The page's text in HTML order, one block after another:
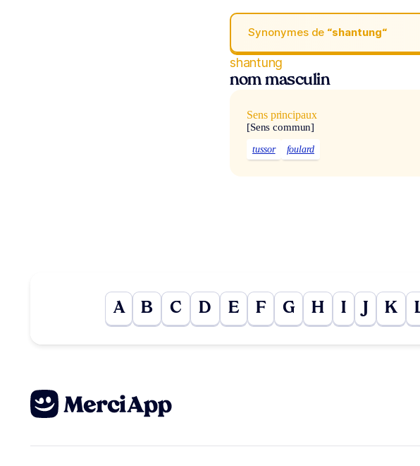
Synonymes de “shantung“
shantung
nom masculin
Sens principaux
[Sens commun]
tussor foulard
A B C D E F G H I J K